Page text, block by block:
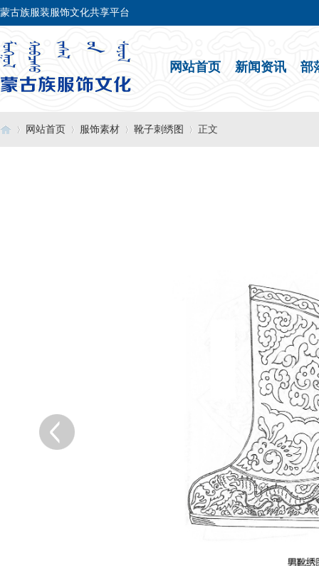
蒙古族服装服饰文化共享平台
网站首页 新闻资讯 部
网站首页 服饰素材 靴子刺绣图 正文